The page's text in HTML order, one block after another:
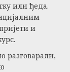
или ђеда.
и
разговарали,